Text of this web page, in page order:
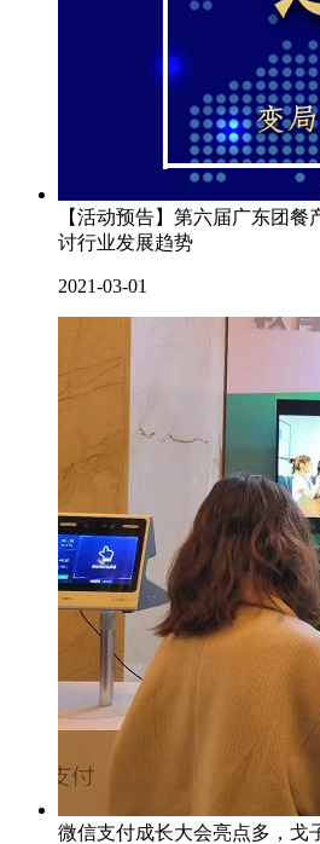
【活动预告】第六届广东团
讨行业发展趋势
2021-03-01
微信支付成长大会亮点多，戈